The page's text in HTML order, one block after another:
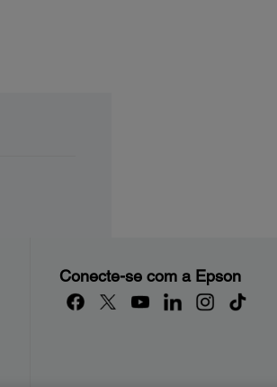
Conecte-se com a Epson